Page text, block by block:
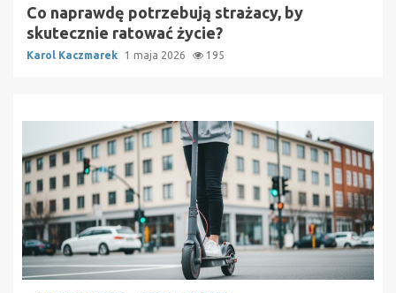
Co naprawdę potrzebują strażacy, by
skutecznie ratować życie?
Karol Kaczmarek 1 maja 2026 195